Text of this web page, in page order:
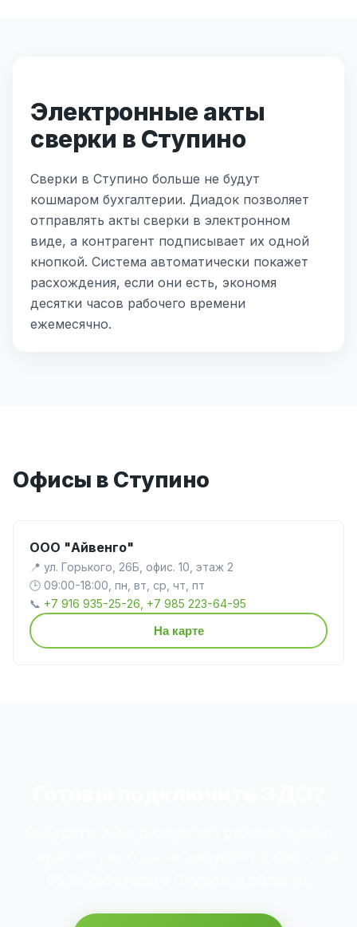
Электронные акты
сверки в Ступино
Сверки в Ступино больше не будут
кошмаром бухгалтерии. Диадок позволяет
отправлять акты сверки в электронном
виде, а контрагент подписывает их одной
кнопкой. Система автоматически покажет
расхождения, если они есть, экономя
десятки часов рабочего времени
ежемесячно.
Офисы в Ступино
ООО "Айвенго"
📍 ул. Горького, 26Б, офис. 10, этаж 2
🕒 09:00-18:00, пн, вт, ср, чт, пт
📞 +7 916 935-25-26, +7 985 223-64-95
На карте